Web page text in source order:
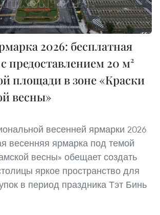
2026: бесплатная
предоставлением 20 м²
площади в зоне «Краски
весны»
весенней ярмарки 2026
весенняя ярмарка под темой
весны» обещает создать
яркое пространство для
в период праздника Тэт Бинь